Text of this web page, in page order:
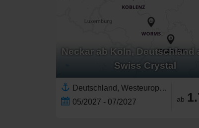
Neckar ab Köln, Deutschland
Swiss Crystal
Deutschland, Westeuropa,Europäischer Fluss,Europa,Rhein,Neckar
05/2027 - 07/2027
ab